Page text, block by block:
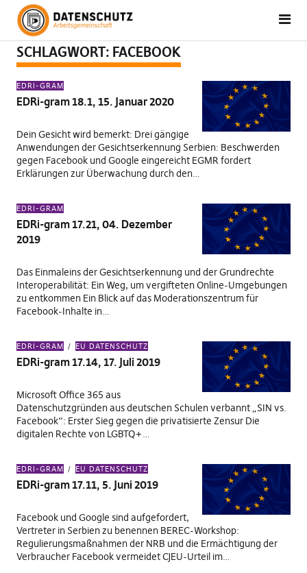
SCHLAGWORT: FACEBOOK
EDRI-GRAM
EDRi-gram 18.1, 15. Januar 2020
Dein Gesicht wird bemerkt: Drei gängige
Anwendungen der Gesichtserkennung Serbien: Beschwerden
gegen Facebook und Google eingereicht EGMR fordert
Erklärungen zur Überwachung durch den…
EDRI-GRAM
EDRi-gram 17.21, 04. Dezember
2019
Das Einmaleins der Gesichtserkennung und der Grundrechte
Interoperabilität: Ein Weg, um vergifteten Online-Umgebungen
zu entkommen Ein Blick auf das Moderationszentrum für
Facebook-Inhalte in…
EDRI-GRAM EU DATENSCHUTZ
EDRi-gram 17.14, 17. Juli 2019
Microsoft Office 365 aus
Datenschutzgründen aus deutschen Schulen verbannt „SIN vs.
Facebook“: Erster Sieg gegen die privatisierte Zensur Die
digitalen Rechte von LGBTQ+…
EDRI-GRAM EU DATENSCHUTZ
EDRi-gram 17.11, 5. Juni 2019
Facebook und Google sind aufgefordert,
Vertreter in Serbien zu benennen BEREC-Workshop:
Regulierungsmaßnahmen der NRB und die Ermächtigung der
Verbraucher Facebook vermeidet CJEU-Urteil im…